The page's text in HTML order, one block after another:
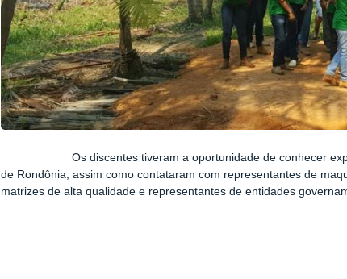
Os discentes tiveram a oportunidade de conhecer
de Rondônia, assim como contataram com representantes de
matrizes de alta qualidade e representantes de entidades